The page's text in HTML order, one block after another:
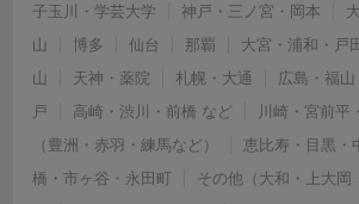
子玉川・学芸大学
神戸・三ノ宮・岡本
山
博多 仙台 那覇 大宮・浦和・戸
山
天神・薬院 札幌・大通 広島・福
戸
高崎・渋川・前橋 など 川崎・宮前平
（豊洲・赤羽・練馬など）
恵比寿・目黒・
橋・市ヶ谷・永田町
その他（大和・上大岡